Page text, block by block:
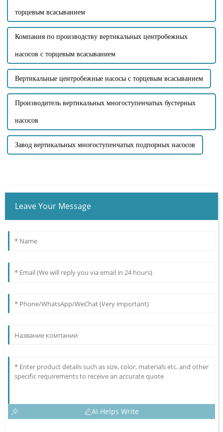
торцевым всасыванием
Компания по производству вертикальных центробежных
насосов с торцевым всасыванием
Вертикальные центробежные насосы с торцевым всасыванием
Производитель вертикальных многоступенчатых бустерных
насосов
Завод вертикальных многоступенчатых подпорных насосов
Leave Your Message
AI Helps Write